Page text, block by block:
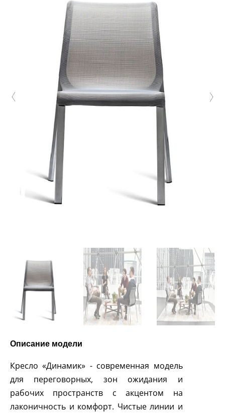
Описание модели
Кресло «Динамик» - современная модель
для переговорных, зон ожидания и
рабочих пространств с акцентом на
лаконичность и комфорт. Чистые линии и